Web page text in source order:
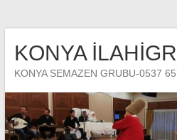
KONYA
KONYA SEMAZEN GRUBU-0537